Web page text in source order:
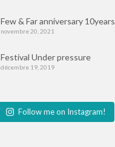
Few & Far anniversary 10years
novembre 20, 2021
Festival Under pressure
décembre 19, 2019
Follow me on Instagram!